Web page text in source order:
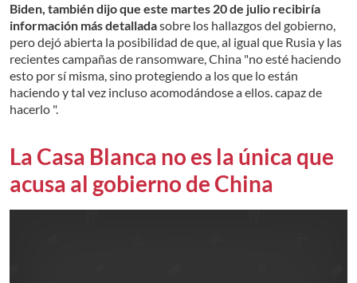
Biden, también dijo que este martes 20 de julio recibiría
información más detalladasobre los hallazgos del gobierno,
pero dejó abierta la posibilidad de que, al igual que Rusia y las
recientes campañas de ransomware, China "no esté haciendo
esto por sí misma, sino protegiendo a los que lo están
haciendo y tal vez incluso acomodándose a ellos. capaz de
hacerlo ".
La Casa Blanca no es la única que
acusa al gobierno de China